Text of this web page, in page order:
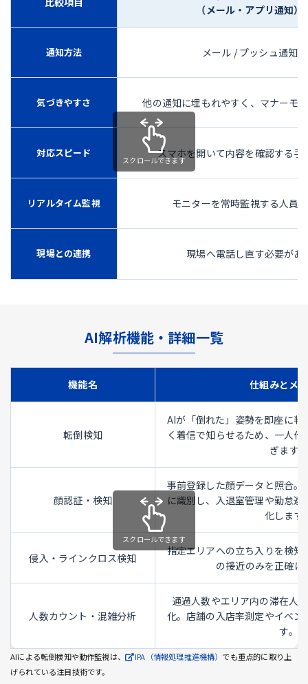
（メール・アプリ通知）
通知方法 メール / プッシュ通知
気づきやすさ 他の通知に埋もれやすく、マナーモ
対応スピード スマホを開いて内容を確認する手
リアルタイム監視 モニターを常時監視する人員
現場との連携 現場へ電話し直す必要があ
AI解析機能・詳細一覧
機能名 仕組みとメ
転倒検知
AIが「倒れた」姿勢を即座に判
く着信で知らせるため、一人
ぎます。
顔認証・検知
事前登録した顔データと照合
に識別し、入退室管理や勤怠
化します
侵入・ラインクロス検知
指定エリアへの立ち入りを検
の接近のみを正確に
人数カウント・混雑分析
通過人数やエリア内の滞在人
化。店舗の入店率測定やイベ
す。
AIによる転倒検知や動作監視は、 IPA（情報処理推進機構） でも重点的に取り上
げられている注目技術です。